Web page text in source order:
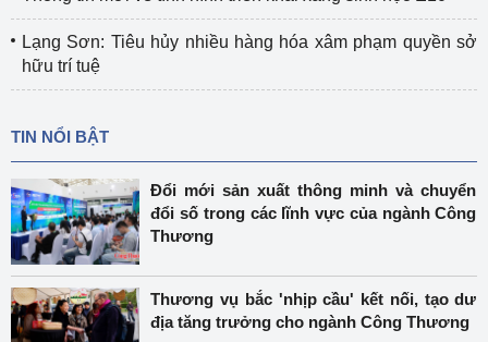
Lạng Sơn: Tiêu hủy nhiều hàng hóa xâm phạm quyền sở
hữu trí tuệ
TIN NỔI BẬT
Đổi mới sản xuất thông minh và chuyển
đổi số trong các lĩnh vực của ngành Công
Thương
Thương vụ bắc 'nhịp cầu' kết nối, tạo dư
địa tăng trưởng cho ngành Công Thương